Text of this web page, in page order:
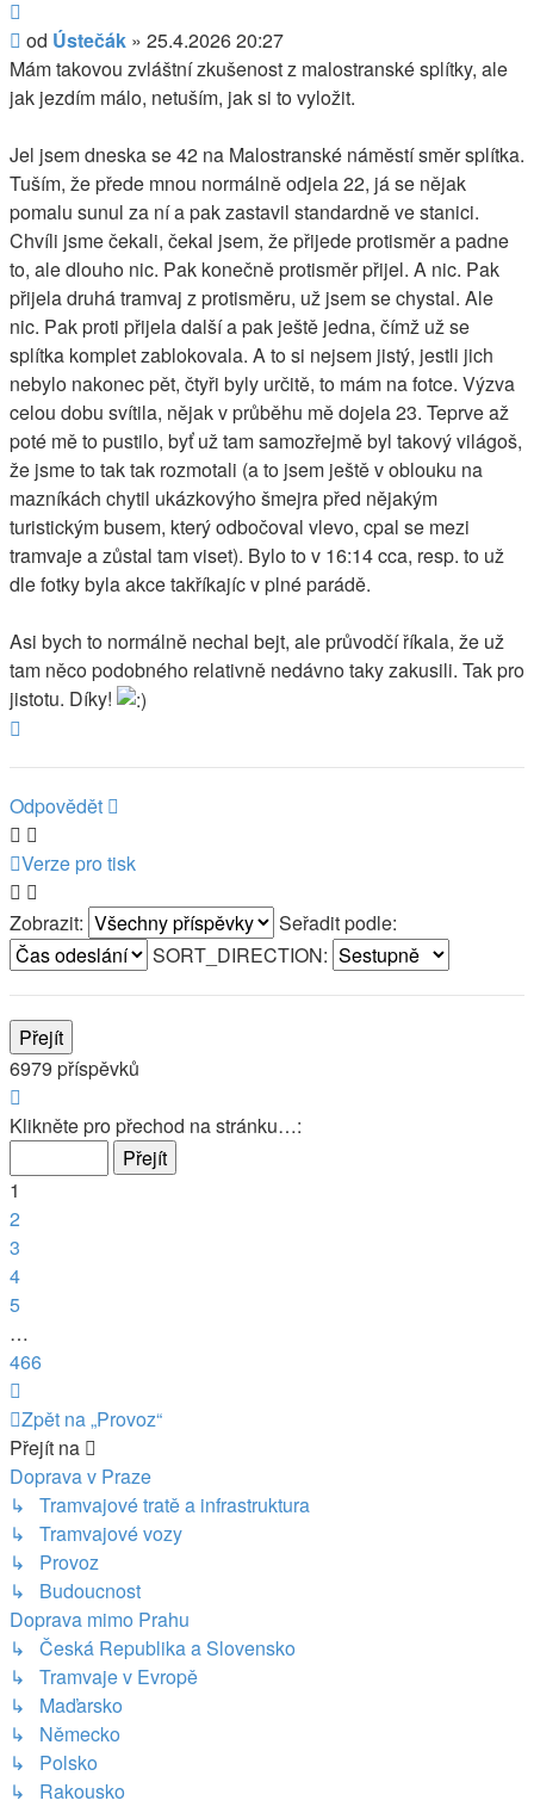
Příspěvek
od Ústečák » 25.4.2026 20:27
Mám takovou zvláštní zkušenost z malostranské splítky, ale
jak jezdím málo, netuším, jak si to vyložit.
Jel jsem dneska se 42 na Malostranské náměstí směr splítka.
Tuším, že přede mnou normálně odjela 22, já se nějak
pomalu sunul za ní a pak zastavil standardně ve stanici.
Chvíli jsme čekali, čekal jsem, že přijede protisměr a padne
to, ale dlouho nic. Pak konečně protisměr přijel. A nic. Pak
přijela druhá tramvaj z protisměru, už jsem se chystal. Ale
nic. Pak proti přijela další a pak ještě jedna, čímž už se
splítka komplet zablokovala. A to si nejsem jistý, jestli jich
nebylo nakonec pět, čtyři byly určitě, to mám na fotce. Výzva
celou dobu svítila, nějak v průběhu mě dojela 23. Teprve až
poté mě to pustilo, byť už tam samozřejmě byl takový világoš,
že jsme to tak tak rozmotali (a to jsem ještě v oblouku na
mazníkách chytil ukázkovýho šmejra před nějakým
turistickým busem, který odbočoval vlevo, cpal se mezi
tramvaje a zůstal tam viset). Bylo to v 16:14 cca, resp. to už
dle fotky byla akce takříkajíc v plné parádě.
Asi bych to normálně nechal bejt, ale průvodčí říkala, že už
tam něco podobného relativně nedávno taky zakusili. Tak pro
jistotu. Díky!
Odpovědět
Verze pro tisk
Zobrazit:
Seřadit podle:
SORT_DIRECTION:
6979 příspěvků
1
466
Klikněte pro přechod na stránku…:
1
2
3
4
5
…
466
Zpět na „Provoz“
Přejít na
Doprava v Praze
↳ Tramvajové tratě a infrastruktura
↳ Tramvajové vozy
↳ Provoz
↳ Budoucnost
Doprava mimo Prahu
↳ Česká Republika a Slovensko
↳ Tramvaje v Evropě
↳ Maďarsko
↳ Německo
↳ Polsko
↳ Rakousko